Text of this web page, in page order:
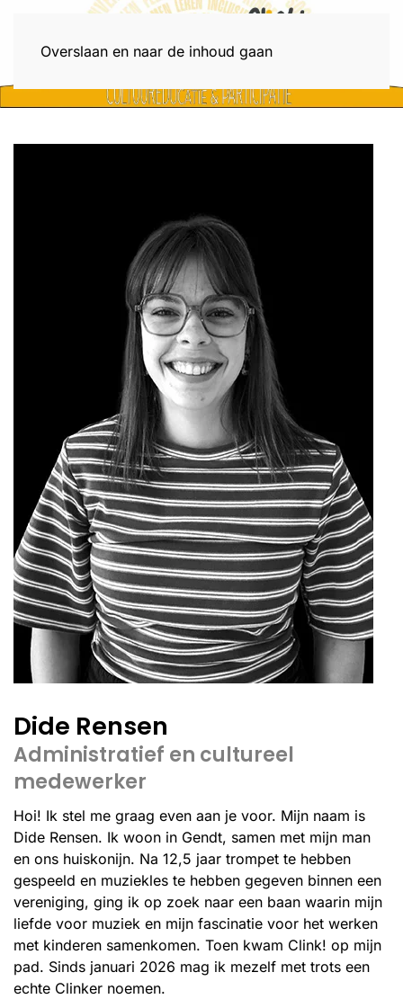
Overslaan en naar de inhoud gaan
Dide Rensen
Administratief en cultureel
medewerker
Hoi! Ik stel me graag even aan je voor. Mijn naam is
Dide Rensen. Ik woon in Gendt, samen met mijn man
en ons huiskonijn. Na 12,5 jaar trompet te hebben
gespeeld en muziekles te hebben gegeven binnen een
vereniging, ging ik op zoek naar een baan waarin mijn
liefde voor muziek en mijn fascinatie voor het werken
met kinderen samenkomen. Toen kwam Clink! op mijn
pad. Sinds januari 2026 mag ik mezelf met trots een
echte Clinker noemen.